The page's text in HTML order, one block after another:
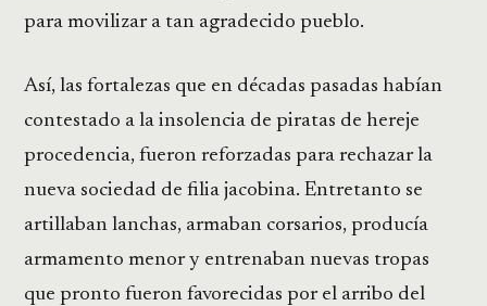
para movilizar a tan agradecido pueblo.
Así, las fortalezas que en décadas pasadas habían
contestado a la insolencia de piratas de hereje
procedencia, fueron reforzadas para rechazar la
nueva sociedad de filia jacobina. Entretanto se
artillaban lanchas, armaban corsarios, producía
armamento menor y entrenaban nuevas tropas
que pronto fueron favorecidas por el arribo del